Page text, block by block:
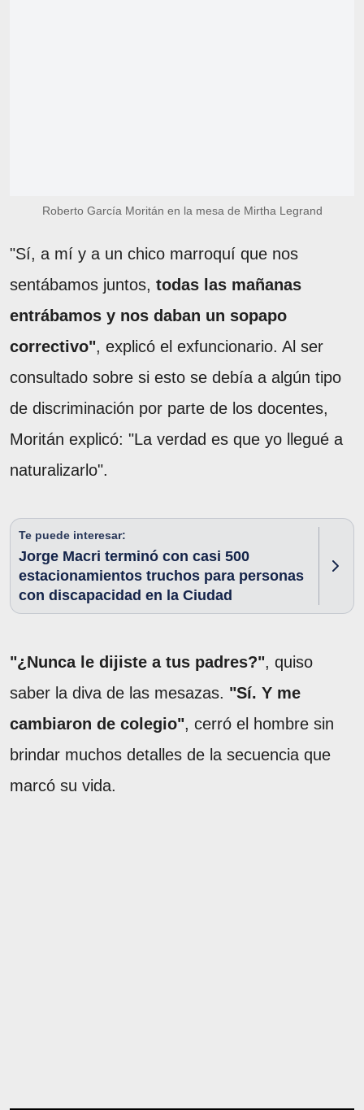
Roberto García Moritán en la mesa de Mirtha Legrand
"Sí, a mí y a un chico marroquí que nos
sentábamos juntos, todas las mañanas
entrábamos y nos daban un sopapo
correctivo", explicó el exfuncionario. Al ser
consultado sobre si esto se debía a algún tipo
de discriminación por parte de los docentes,
Moritán explicó: "La verdad es que yo llegué a
naturalizarlo".
Te puede interesar:
Jorge Macri terminó con casi 500
estacionamientos truchos para personas
con discapacidad en la Ciudad
"¿Nunca le dijiste a tus padres?", quiso
saber la diva de las mesazas. "Sí. Y me
cambiaron de colegio", cerró el hombre sin
brindar muchos detalles de la secuencia que
marcó su vida.